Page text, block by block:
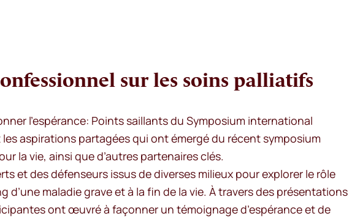
sur les soins palliatifs
l’espérance: Points saillants du Symposium international
aspirations partagées qui ont émergé du récent symposium
la vie, ainsi que d’autres partenaires clés.
et des défenseurs issus de diverses milieux pour explorer le rôle
maladie grave et à la fin de la vie. À travers des présentations
ont œuvré à façonner un témoignage d’espérance et de